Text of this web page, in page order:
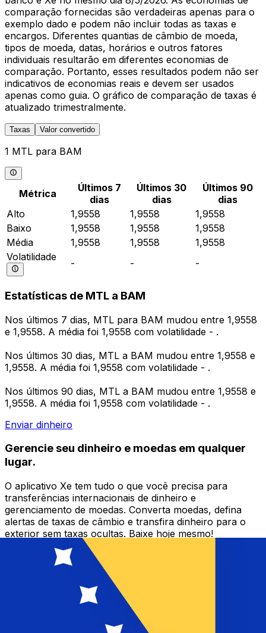
comparação fornecidas são verdadeiras apenas para o
exemplo dado e podem não incluir todas as taxas e
encargos. Diferentes quantias de câmbio de moeda,
tipos de moeda, datas, horários e outros fatores
individuais resultarão em diferentes economias de
comparação. Portanto, esses resultados podem não ser
indicativos de economias reais e devem ser usados
apenas como guia. O gráfico de comparação de taxas é
atualizado trimestralmente.
Taxas Valor convertido
1 MTL para BAM
Métrica
Últimos 7
dias
Últimos 30
dias
Últimos 90
dias
Alto
1,9558 1,9558
1,9558
Baixo
1,9558 1,9558
1,9558
Média
1,9558 1,9558
1,9558
Volatilidade
- - -
Estatísticas de MTL a BAM
Nos últimos 7 dias, MTL para BAM mudou entre 1,9558
e 1,9558. A média foi 1,9558 com volatilidade - .
Nos últimos 30 dias, MTL a BAM mudou entre 1,9558 e
1,9558. A média foi 1,9558 com volatilidade - .
Nos últimos 90 dias, MTL a BAM mudou entre 1,9558 e
1,9558. A média foi 1,9558 com volatilidade - .
Enviar dinheiro
Gerencie seu dinheiro e moedas em qualquer
lugar.
O aplicativo Xe tem tudo o que você precisa para
transferências internacionais de dinheiro e
gerenciamento de moedas. Converta moedas, defina
alertas de taxas de câmbio e transfira dinheiro para o
exterior sem taxas ocultas. Baixe hoje mesmo!